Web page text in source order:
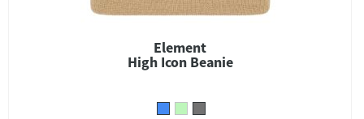
Element
High Icon Beanie